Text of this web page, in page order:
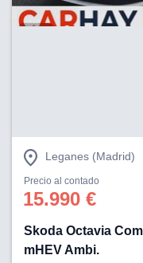
Leganes (Madrid)
Precio al contado
15.990 €
Skoda Octavia
mHEV Ambi.